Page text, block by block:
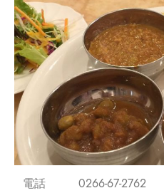
電話 0266-67-2762